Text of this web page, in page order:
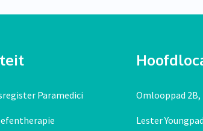
Scoliose oefentherapie
Sensorische informatieverwerking
Paramedici Omlooppad 2B,
Lester